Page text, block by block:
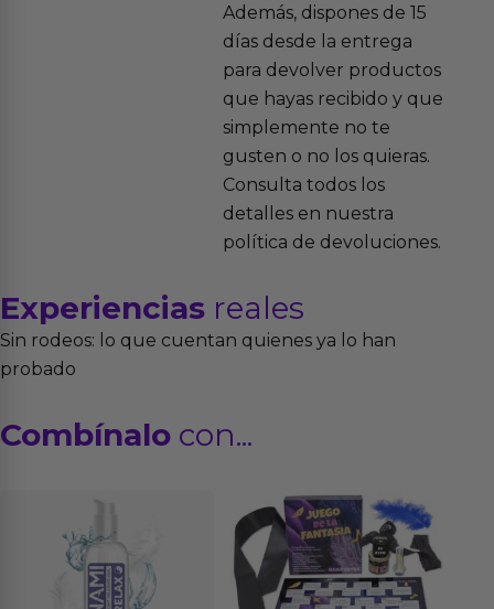
Además, dispones de 15
días desde la entrega
para devolver productos
que hayas recibido y que
simplemente no te
gusten o no los quieras.
Consulta todos los
detalles en nuestra
política de devoluciones.
Experiencias reales
Sin rodeos: lo que cuentan quienes ya lo han
probado
Combínalo con...